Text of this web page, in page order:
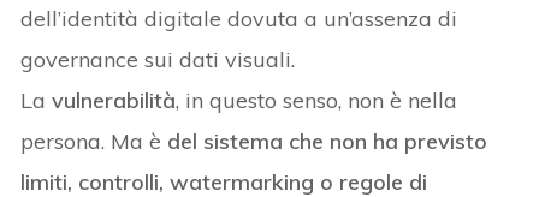
dell’identità digitale dovuta a un’assenza di
governance sui dati visuali.
Lavulnerabilità, in questo senso, non è nella
persona. Ma è del sistema che non ha previsto
limiti, controlli, watermarking o regole di